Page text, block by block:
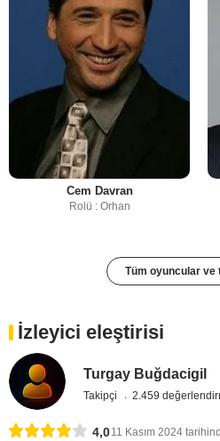
Cem Davran
Rolü : Orhan
Tüm oyuncular ve
İzleyici eleştirisi
Turgay Buğdacigil
Takipçi 2.459
4,011 Kasım 2024